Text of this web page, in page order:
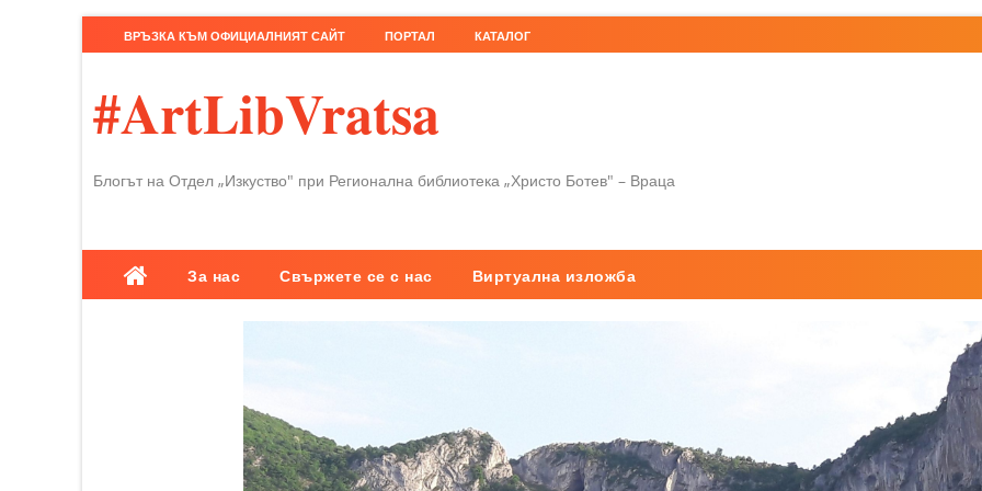
ВРЪЗКА КЪМ ОФИЦИАЛНИЯТ САЙТ ПОРТАЛ КАТАЛОГ
#ArtLibVratsa
Блогът на Отдел „Изкуство" при Регионална библиотека „Христо Ботев" – Враца
За нас Свържете се с нас Виртуална изложба